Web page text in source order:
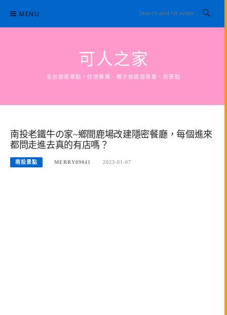
content
MENU
可人之家
全台旅遊景點，住宿推薦、親子旅遊部落客、新景點
南投老鐵牛の家~鄉間鹿場改建隱密餐廳，每個進來
都問走進去真的有店嗎？
南投景點 MERRY09041 2023-01-07